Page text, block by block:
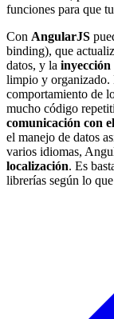
funciones para que
Con AngularJS
binding), que
datos, y la inyección
limpio y organizado.
comportamiento de
mucho código
comunicación con
el manejo de datos
varios idiomas,
localización. Es
librerías según lo